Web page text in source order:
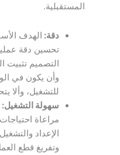
المستقبلية.
دقة:
تحسين دقة
التصميم تثبيت
وأن يكون في
للتشغيل، وألا
سهولة التشغيل:
مراعاة
الإعداد
وتفريغ قطع